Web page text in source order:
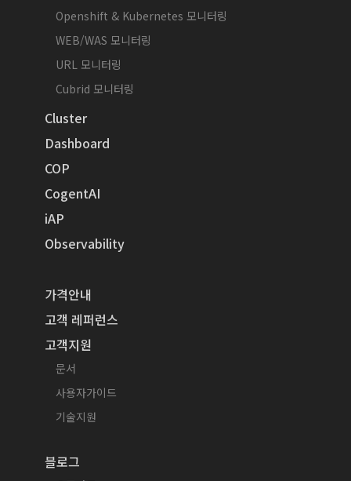
Openshift & Kubernetes 모니터링
WEB/WAS 모니터링
URL 모니터링
Cubrid 모니터링
Cluster
Dashboard
COP
CogentAI
iAP
Observability
가격안내
고객 레퍼런스
고객지원
문서
사용자가이드
기술지원
블로그